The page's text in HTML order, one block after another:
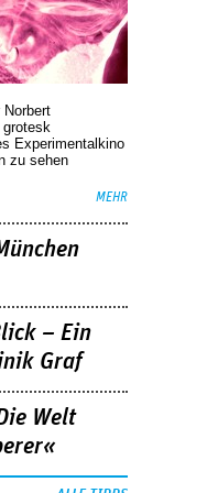
Experimentalkino
zu sehen
MEHR
– Ein
Graf
Welt